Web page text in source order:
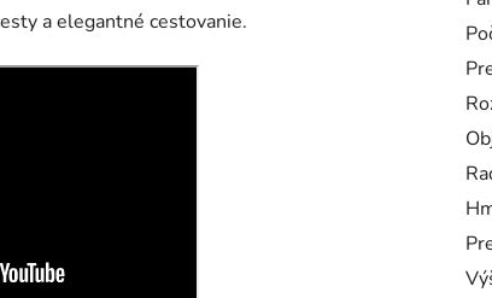
a elegantné cestovanie.